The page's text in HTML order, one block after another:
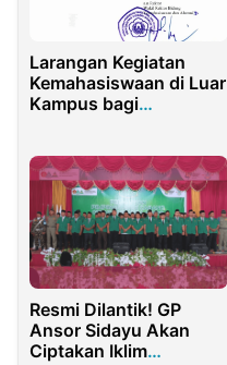
Larangan Kegiatan
Kemahasiswaan di Luar
Kampus bagi
2025/2026
Resmi Dilantik! GP
Ansor Sidayu Akan
Ciptakan Iklim